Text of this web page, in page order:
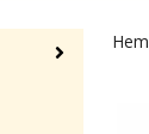
Hem